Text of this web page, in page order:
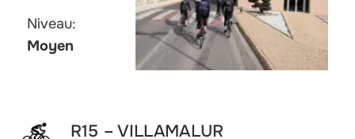
Niveau:
Moyen
R15 – VILLAMALUR